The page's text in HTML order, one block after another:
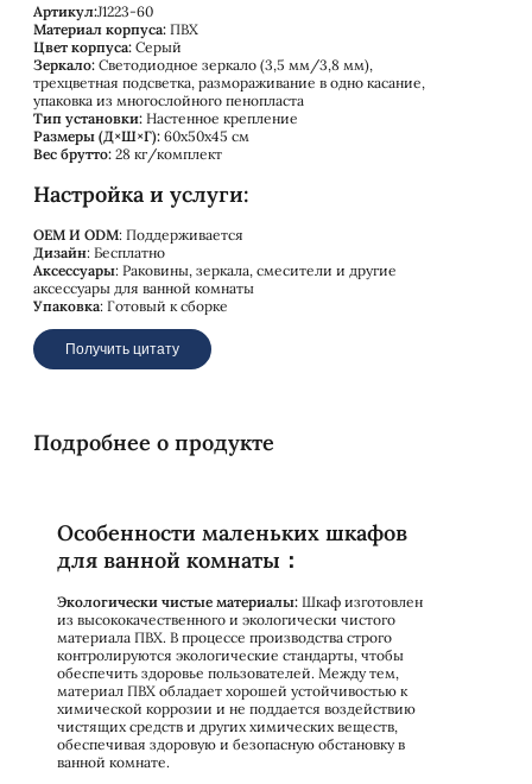
Артикул:J1223-60
Материал корпуса: ПВХ
Цвет корпуса: Серый
Зеркало: Светодиодное зеркало (3,5 мм/3,8 мм),
трехцветная подсветка, размораживание в одно касание,
упаковка из многослойного пенопласта
Тип установки: Настенное крепление
Размеры (Д×Ш×Г): 60x50x45 см
Вес брутто: 28 кг/комплект
Настройка и услуги:
OEM И ODM: Поддерживается
Дизайн: Бесплатно
Аксессуары: Раковины, зеркала, смесители и другие
аксессуары для ванной комнаты
Упаковка: Готовый к сборке
Получить цитату
Подробнее о продукте
Особенности маленьких шкафов
для ванной комнаты：
Экологически чистые материалы: Шкаф изготовлен
из высококачественного и экологически чистого
материала ПВХ. В процессе производства строго
контролируются экологические стандарты, чтобы
обеспечить здоровье пользователей. Между тем,
материал ПВХ обладает хорошей устойчивостью к
химической коррозии и не поддается воздействию
чистящих средств и других химических веществ,
обеспечивая здоровую и безопасную обстановку в
ванной комнате.